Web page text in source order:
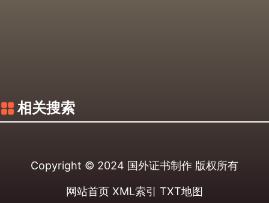
相关搜索
Copyright © 2024 国外证书制作 版权所有
网站首页 XML索引 TXT地图